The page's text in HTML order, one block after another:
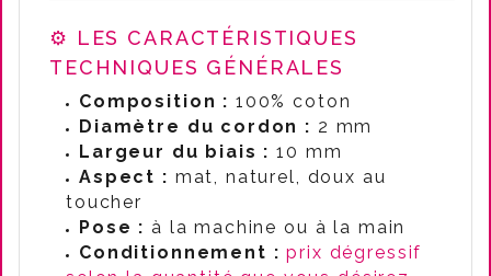
⚙️ LES CARACTÉRISTIQUES
TECHNIQUES GÉNÉRALES
Composition : 100% coton
Diamètre du cordon : 2 mm
Largeur du biais : 10 mm
Aspect : mat, naturel, doux au
toucher
Pose : à la machine ou à la main
Conditionnement : prix dégressif